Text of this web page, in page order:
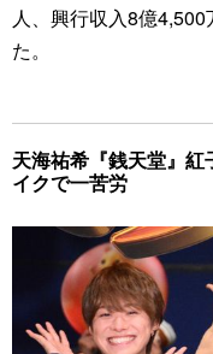
人、興行収入8億
た。
天海祐希『銭天堂』
イクで一苦労